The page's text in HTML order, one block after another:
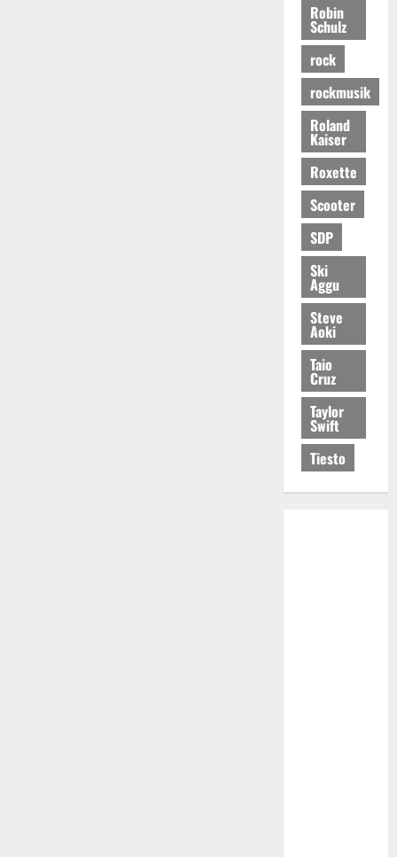
Robin
Schulz
rock
rockmusik
Roland
Kaiser
Roxette
Scooter
SDP
Ski
Aggu
Steve
Aoki
Taio
Cruz
Taylor
Swift
Tiesto